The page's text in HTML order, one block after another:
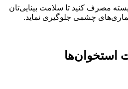
مصرف کنید تا سلامت بینایی‌تان
چشمی جلوگیری نماید.
استخوان‌ها